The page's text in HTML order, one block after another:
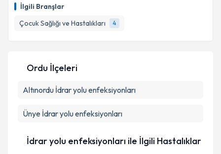
İlgili Branşlar
Çocuk Sağlığı ve Hastalıkları
4
takvim hazırlandığında e-posta ile bilgilendireceğiz.
Metni'ni okudum ve kişisel verilerimin belirtilen
Ordu İlçeleri
Altınordu İdrar yolu enfeksiyonları
Ünye İdrar yolu enfeksiyonları
İdrar yolu enfeksiyonları ile İlgili Hastalıklar